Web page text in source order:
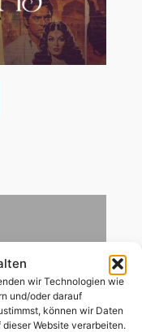
wir Technologien wie
und/oder darauf
können wir Daten
Website verarbeiten.